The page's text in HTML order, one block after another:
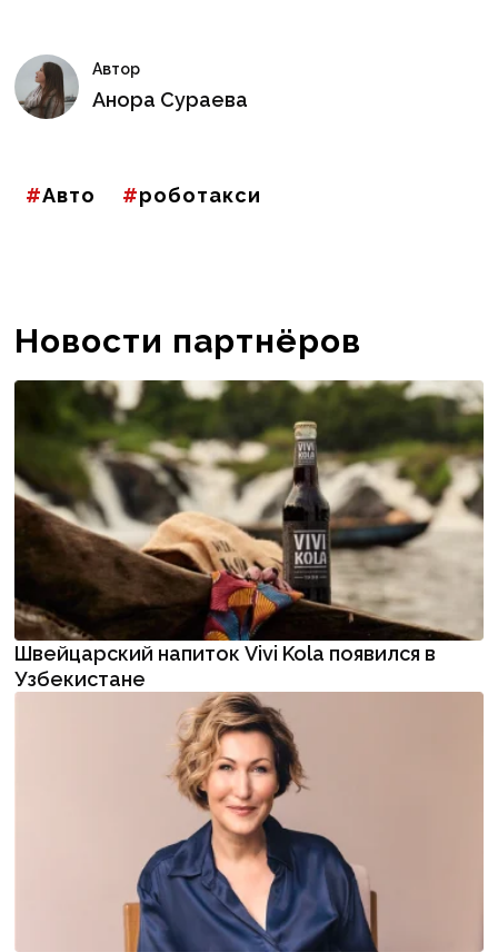
Автор
Анора Сураева
Авто роботакси
Новости партнёров
Швейцарский напиток Vivi Kola появился в
Узбекистане